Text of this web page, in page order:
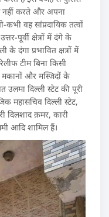
नहीं करते और अपना
वह सांप्रदायिक तत्वों
पूर्वी क्षेत्रों में दंगे के
के दंगा प्रभावित क्षत्रों में
टीम बिना किसी
मकानों और मस्जिदों के
उलमा दिल्ली स्टेट की पूरी
महासचिव दिल्ली स्टेट,
दिलशाद क़मर, कारी
आदि शामिल हैं।